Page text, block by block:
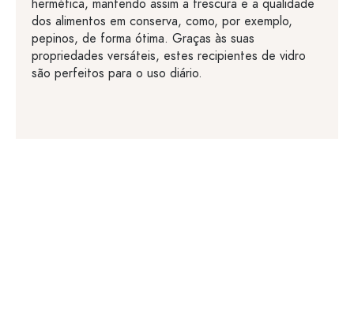
hermética, mantendo assim a frescura e a qualidade
dos alimentos em conserva, como, por exemplo,
pepinos, de forma ótima. Graças às suas
propriedades versáteis, estes recipientes de vidro
são perfeitos para o uso diário.